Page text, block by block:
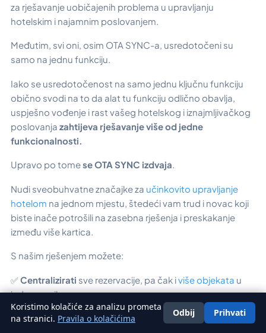
za rješavanje uobičajenih problema u upravljanju
hotelskim i najamnim poslovanjem.
Međutim, svi oni, osim OTA SYNC-a, usredotočeni su
samo na jednu funkciju.
Iako se usredotočenost na samo jednu ključnu funkciju
obično svodi na to da alat tu funkciju odlično obavlja,
uspješno vođenje i rast vašeg hotelskog i iznajmljivačkog
poslovanja zahtijeva rješavanje više od jedne
funkcionalnosti.
Upravo po tomese OTA SYNC izdvaja.
Nudi sveobuhvatne značajke za učinkovito upravljanje
hotelom na jednom mjestu, štedeći vam trud i novac koji
biste inače potrošili na zasebna rješenja i preskakanje
između više kartica.
S našim rješenjem možete:
✅Centralizirati sve rezervacije, pa čak iviše objekata u
jednom prikazu.
✅ Poboljšatiiskustva gostiju putem naše svestrane
Koristimo kolačiće za analizu prometa
na stranici. Pravila o kolačićima
Odbij Prihvati
Hrvatski